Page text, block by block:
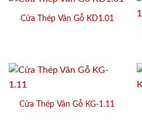
Cửa Thép Vân Gỗ KD1.01
Cửa Thép Vân Gỗ KG-1.11